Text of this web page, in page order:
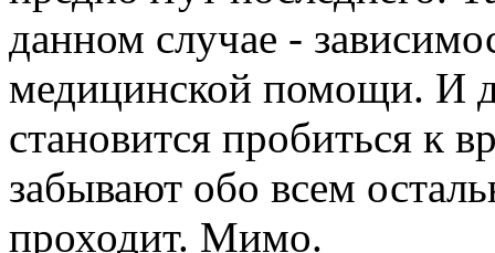
данном случае -
медицинской помощи. И
становится пробиться к
забывают обо всем
проходит. Мимо.